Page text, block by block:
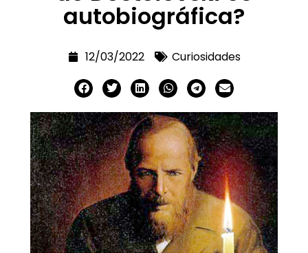
autobiográfica?
12/03/2022 Curiosidades